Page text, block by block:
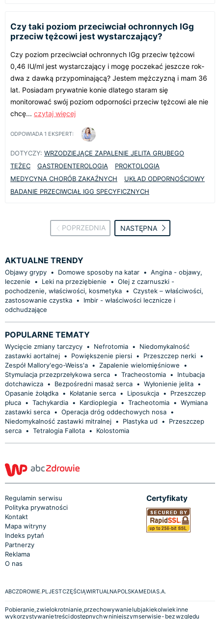
Czy taki poziom przeciwciał ochronnych IGg
przeciw tężcowi jest wystarczający?
Czy poziom przeciwciał ochronnych IGg przeciw tężcowi
0,46 IU/ml jest wystarczający i mogę poczekać jeszcze rok-
dwa z dawką przypominającą? Jestem mężczyzną i mam 36
lat. Posiadam prywatnie konie dlatego staram się
monitorować swój poziom odporności przeciw tężcowi ale nie
chcę... czytaj więcej
ODPOWIADA 1 EKSPERT:
DOTYCZY: WRZODZIEJĄCE ZAPALENIE JELITA GRUBEGO
TĘŻEC
GASTROENTEROLOGIA
PROKTOLOGIA
MEDYCYNA CHORÓB ZAKAŹNYCH
UKŁAD ODPORNOŚCIOWY
BADANIE PRZECIWCIAŁ IGG SPECYFICZNYCH
POPRZEDNIA NASTĘPNA
AKTUALNE TRENDY
Objawy grypy • Domowe sposoby na katar • Angina - objawy,
leczenie
• Leki na przeziębienie • Olej z czarnuszki -
pochodzenie, właściwości, kosmetyka • Czystek – właściwości,
zastosowanie czystka •
Imbir - właściwości lecznicze i
odchudzające
POPULARNE TEMATY
Wycięcie zmiany tarczycy • Nefrotomia •
Niedomykalność
zastawki aortalnej • Powiększenie piersi • Przeszczep nerki •
Zespół Mallory'ego-Weiss'a • Zapalenie wielomięśniowe
•
Stymulacja przezprzełykowa serca • Tracheostomia •
Intubacja
dotchawicza • Bezpośredni masaż serca • Wyłonienie jelita •
Opasanie żołądka • Kołatanie serca • Liposukcja •
Przeszczep
płuca • Tachykardia • Kardioplegia • Tracheotomia • Wymiana
zastawki serca • Operacja dróg oddechowych nosa •
Niedomykalność zastawki mitralnej • Plastyka ud •
Przeszczep
serca • Tetralogia Fallota • Kolostomia
Regulamin serwisu
Polityka prywatności
Kontakt
Mapa witryny
Indeks pytań
Partnerzy
Reklama
O nas
Certyfikaty
ABCZDROWIE.PL JEST CZĘŚCIĄ WIRTUALNA POLSKA MEDIA S.A.
Pobieranie, zwielokrotnianie, przechowywanie lub jakiekolwiek inne
wykorzystywanie treści dostępnych w niniejszym serwisie - bez względu